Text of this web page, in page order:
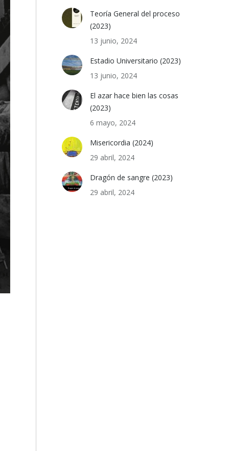
Teoría General del proceso
(2023)
13 junio, 2024
Estadio Universitario (2023)
13 junio, 2024
El azar hace bien las cosas
(2023)
6 mayo, 2024
Misericordia (2024)
29 abril, 2024
Dragón de sangre (2023)
29 abril, 2024